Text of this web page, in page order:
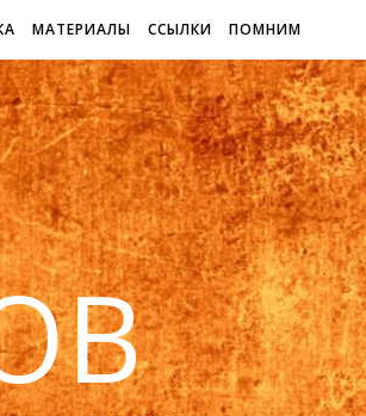
МАТЕРИАЛЫ ССЫЛКИ ПОМНИМ